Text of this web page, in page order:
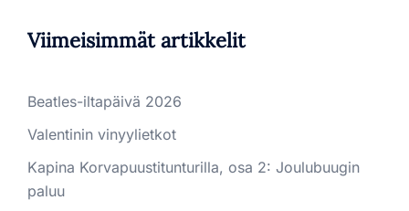
Viimeisimmät artikkelit
Beatles-iltapäivä 2026
Valentinin vinyylietkot
Kapina Korvapuustitunturilla, osa 2: Joulubuugin
paluu